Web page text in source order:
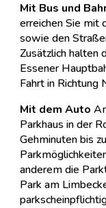
Mit Bus und
erreichen Sie mit
sowie den
Zusätzlich halten
Essener
Fahrt in Richtung
Mit dem Auto
Parkhaus in der
Gehminuten bis
anderem die
Park am